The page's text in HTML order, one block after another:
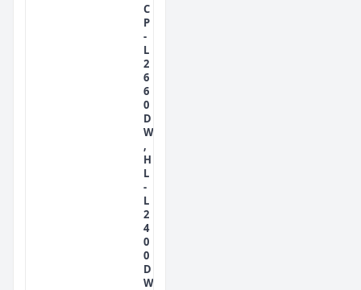
C
P
-
L
2
6
6
0
D
W
,
H
L
-
L
2
4
0
0
D
W